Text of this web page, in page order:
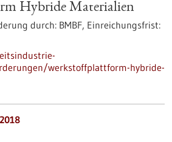
Hybride Materialien
durch: BMBF, Einreichungsfrist:
werkstoffplattform-hybride-